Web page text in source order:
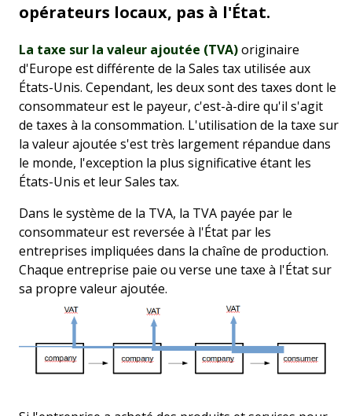
opérateurs locaux, pas à l'État.
La taxe sur la valeur ajoutée (TVA)originaire
d'Europe est différente de la Sales tax utilisée aux
États-Unis. Cependant, les deux sont des taxes dont le
consommateur est le payeur, c'est-à-dire qu'il s'agit
de taxes à la consommation. L'utilisation de la taxe sur
la valeur ajoutée s'est très largement répandue dans
le monde, l'exception la plus significative étant les
États-Unis et leur Sales tax.
Dans le système de la TVA, la TVA payée par le
consommateur est reversée à l'État par les
entreprises impliquées dans la chaîne de production.
Chaque entreprise paie ou verse une taxe à l'État sur
sa propre valeur ajoutée.